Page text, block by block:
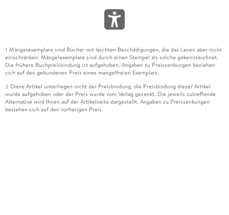
1 Mängelexemplare sind Bücher mit leichten Beschädigungen, die das Lesen aber nicht
einschränken. Mängelexemplare sind durch einen Stempel als solche gekennzeichnet.
Die frühere Buchpreisbindung ist aufgehoben. Angaben zu Preissenkungen beziehen
sich auf den gebundenen Preis eines mangelfreien Exemplars.
2 Diese Artikel unterliegen nicht der Preisbindung, die Preisbindung dieser Artikel
wurde aufgehoben oder der Preis wurde vom Verlag gesenkt. Die jeweils zutreffende
Alternative wird Ihnen auf der Artikelseite dargestellt. Angaben zu Preissenkungen
beziehen sich auf den vorherigen Preis.